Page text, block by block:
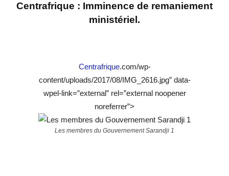
Centrafrique : Imminence de remaniement
ministériel.
Centrafrique.com/wp-
content/uploads/2017/08/IMG_2616.jpg” data-
wpel-link=”external” rel=”external noopener
noreferrer”>
Les membres du Gouvernement Sarandji 1